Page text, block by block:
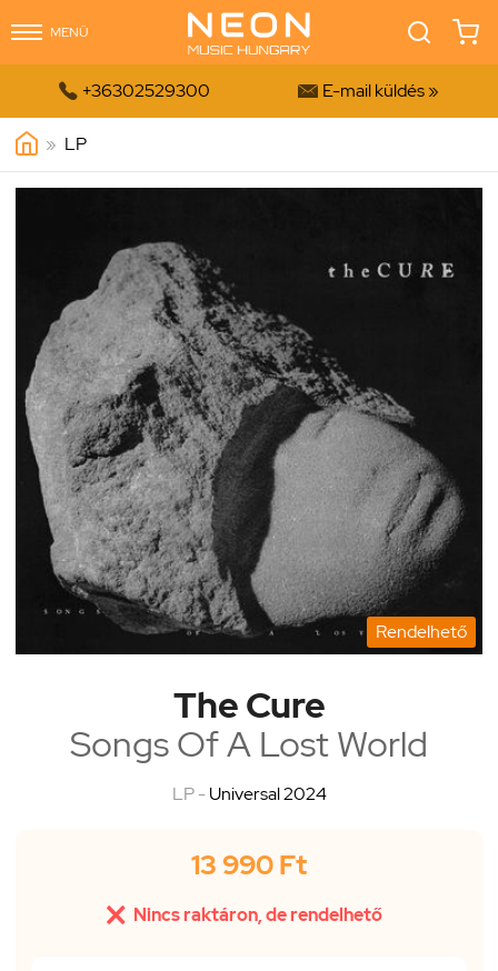
MENÜ
 +36302529300  E-mail küldés »
» LP
Rendelhető
The Cure
Songs Of A Lost World
LP -Universal 2024
13 990 Ft
 Nincs raktáron, de rendelhető